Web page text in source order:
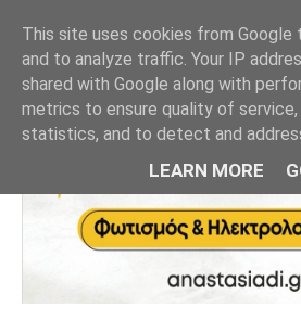
This site uses cookies from
and to analyze traffic. Your IP
shared with Google along with
metrics to ensure quality of service,
statistics, and to detect and
LEARN MORE